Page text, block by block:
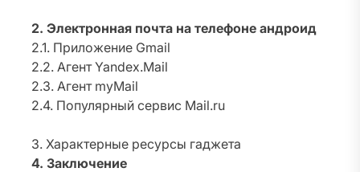
2. Электронная почта на телефоне андроид
2.1. Приложение Gmail
2.2. Агент Yandex.Mail
2.3. Агент myMail
2.4. Популярный сервис Mail.ru
3. Характерные ресурсы гаджета
4. Заключение